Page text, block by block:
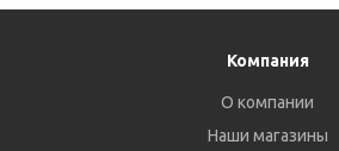
Компания
О компании
Наши магазины